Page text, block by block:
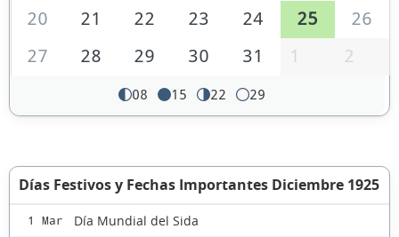
20
21 22 23 24 25
26
27
28 29 30 31 1 2
08 15 22 29
Días Festivos y Fechas Importantes Diciembre 1925
1 Mar Día Mundial del Sida